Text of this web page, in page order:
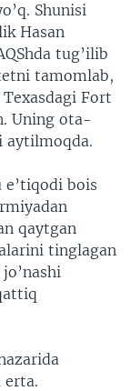
Shunisi
Hasan
tug’ilib
tamomlab,
Fort
Uning ota-
aytilmoqda.
e’tiqodi bois
qaytgan
tinglagan
erta.